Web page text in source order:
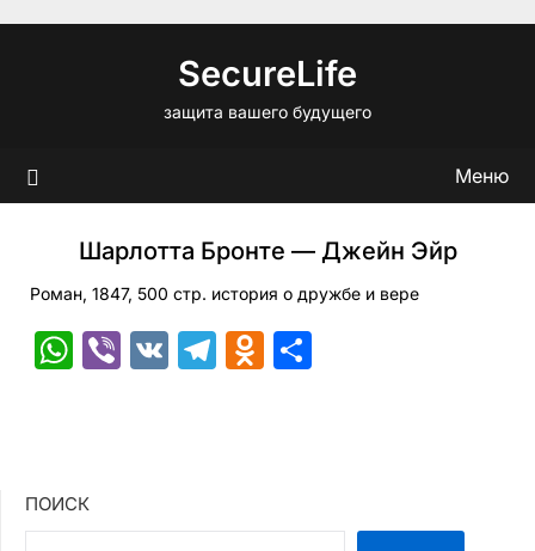
SecureLife
защита вашего будущего
Меню
Шарлотта Бронте — Джейн Эйр
Роман, 1847, 500 стр. история о дружбе и вере
WhatsApp
Viber
VK Telegram
Odnoklassniki
ПОИСК